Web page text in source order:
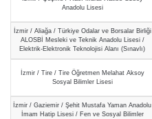
Anadolu Lisesi
İzmir / Aliağa / Türkiye Odalar ve Borsalar Birliği
ALOSBİ Mesleki ve Teknik Anadolu Lisesi /
Elektrik-Elektronik Teknolojisi Alanı (Sınavlı)
İzmir / Tire / Tire Öğretmen Melahat Aksoy
Sosyal Bilimler Lisesi
İzmir / Gaziemir / Şehit Mustafa Yaman Anadolu
İmam Hatip Lisesi / Fen ve Sosyal Bilimler